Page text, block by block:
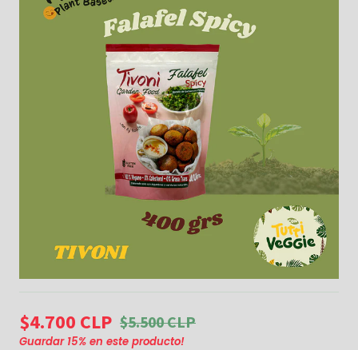
$4.700 CLP $5.500 CLP
Guardar 15% en este producto!